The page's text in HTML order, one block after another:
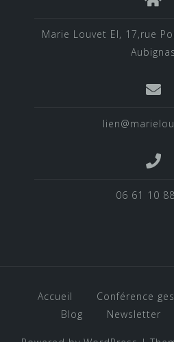
Marie Louvet EI, 17,rue
Aubignas
06 61 10
Accueil Conférence
Blog
Newsletter